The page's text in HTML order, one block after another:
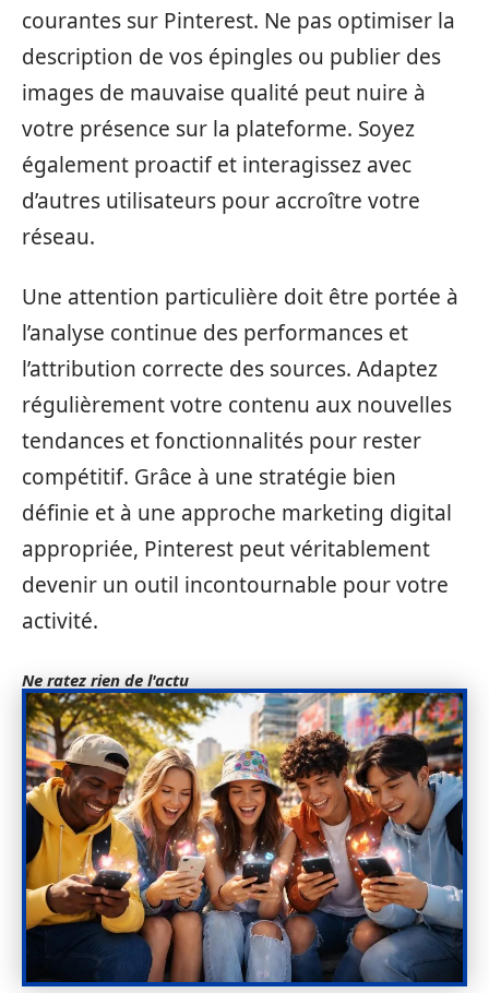
courantes sur Pinterest. Ne pas optimiser la
description de vos épingles ou publier des
images de mauvaise qualité peut nuire à
votre présence sur la plateforme. Soyez
également proactif et interagissez avec
d’autres utilisateurs pour accroître votre
réseau.
Une attention particulière doit être portée à
l’analyse continue des performances et
l’attribution correcte des sources. Adaptez
régulièrement votre contenu aux nouvelles
tendances et fonctionnalités pour rester
compétitif. Grâce à une stratégie bien
définie et à une approche marketing digital
appropriée, Pinterest peut véritablement
devenir un outil incontournable pour votre
activité.
Ne ratez rien de l'actu